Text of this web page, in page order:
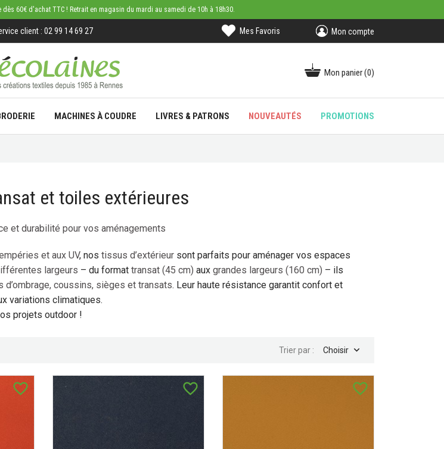
60€ d'achat TTC ! Retrait en magasin du mardi au samedi de 10h à 18h30.
client : 02 99 14 69 27 Mes Favoris Mon compte
Mon panier(0)
MACHINES À COUDRE LIVRES & PATRONS NOUVEAUTÉS PROMOTIONS
et toiles extérieures
et durabilité pour vos aménagements
et aux UV, nos tissus d’extérieur sont parfaits pour aménager vos espaces
largeurs – du format transat (45 cm) aux grandes largeurs (160 cm) – ils
d’ombrage, coussins, sièges et transats. Leur haute résistance garantit confort et
variations climatiques.
projets outdoor !
Trier par : Choisir 
favorite_border favorite_border favorite_border